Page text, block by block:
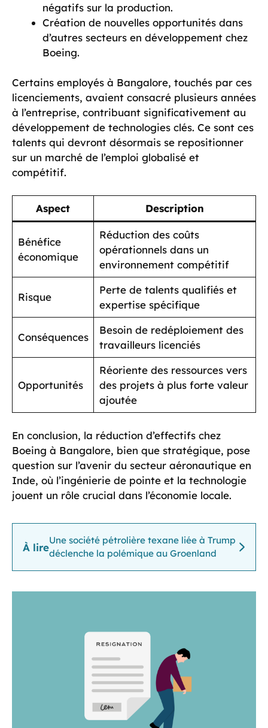
négatifs sur la production.
Création de nouvelles opportunités dans
d’autres secteurs en développement chez
Boeing.
Certains employés à Bangalore, touchés par ces
licenciements, avaient consacré plusieurs années
à l’entreprise, contribuant significativement au
développement de technologies clés. Ce sont ces
talents qui devront désormais se repositionner
sur un marché de l’emploi globalisé et
compétitif.
Aspect Description
Bénéfice
économique
Réduction des coûts
opérationnels dans un
environnement compétitif
Risque
Perte de talents qualifiés et
expertise spécifique
Conséquences
Besoin de redéploiement des
travailleurs licenciés
Opportunités
Réoriente des ressources vers
des projets à plus forte valeur
ajoutée
En conclusion, la réduction d’effectifs chez
Boeing à Bangalore, bien que stratégique, pose
question sur l’avenir du secteur aéronautique en
Inde, où l’ingénierie de pointe et la technologie
jouent un rôle crucial dans l’économie locale.
À lire
Une société pétrolière texane liée à Trump
déclenche la polémique au Groenland